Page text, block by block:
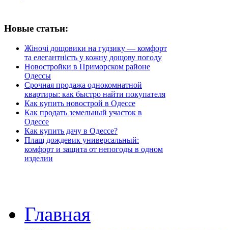
Новые статьи:
Жіночі дощовики на гудзику — комфорт
та елегантність у кожну дощову погоду
Новостройки в Приморском районе
Одессы
Срочная продажа однокомнатной
квартиры: как быстро найти покупателя
Как купить новострой в Одессе
Как продать земельный участок в
Одессе
Как купить дачу в Одессе?
Плащ дождевик универсальный:
комфорт и защита от непогоды в одном
изделии
Главная